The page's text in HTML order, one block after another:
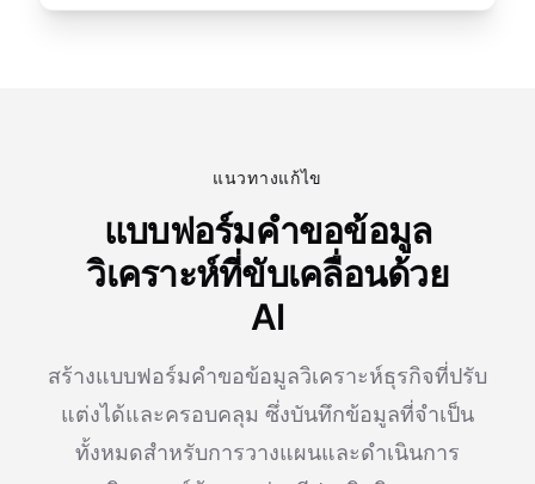
แนวทางแก้ไข
แบบฟอร์มคำขอข้อมูล
วิเคราะห์ที่ขับเคลื่อนด้วย
AI
สร้างแบบฟอร์มคำขอข้อมูลวิเคราะห์ธุรกิจที่ปรับ
แต่งได้และครอบคลุม ซึ่งบันทึกข้อมูลที่จำเป็น
ทั้งหมดสำหรับการวางแผนและดำเนินการ